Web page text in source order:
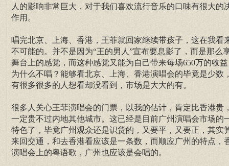
人的影响非常巨大，对于我们喜欢流行音乐的口味有很大的
作用。
唱完北京、上海、香港，王菲就回家继续带孩子，这在我看
不可能的。并不是因为“王的男人”宣布要息影了，而是那么
舞台上的感觉，而这种感觉又能为自己带来每场650万的收
为什么不唱？能够看北京、上海、香港演唱会的毕竟是少数
有很多很多的人想看却没看到，市场是大大的有。
很多人关心王菲演唱会的门票，以我的估计，肯定比香港贵
一定贵不过内地其他城市。这已经是目前广州演唱会市场的
特色了，毕竟广州观众还是识货的，又要平，又要正，其实
来回交通，和去香港看应该是一条数，而顺应广州的特点，
演唱会上的粤语歌，广州也应该是会唱的。